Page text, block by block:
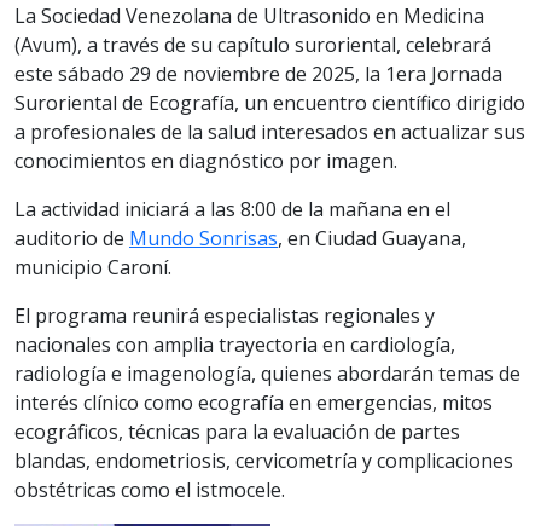
La Sociedad Venezolana de Ultrasonido en Medicina
(Avum), a través de su capítulo suroriental, celebrará
este sábado 29 de noviembre de 2025, la 1era Jornada
Suroriental de Ecografía, un encuentro científico dirigido
a profesionales de la salud interesados en actualizar sus
conocimientos en diagnóstico por imagen.
La actividad iniciará a las 8:00 de la mañana en el
auditorio de Mundo Sonrisas, en Ciudad Guayana,
municipio Caroní.
El programa reunirá especialistas regionales y
nacionales con amplia trayectoria en cardiología,
radiología e imagenología, quienes abordarán temas de
interés clínico como ecografía en emergencias, mitos
ecográficos, técnicas para la evaluación de partes
blandas, endometriosis, cervicometría y complicaciones
obstétricas como el istmocele.